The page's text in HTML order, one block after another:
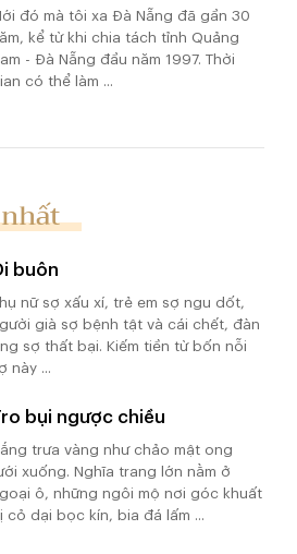
đó mà tôi xa Đà Nẵng đã gần 30
kể từ khi chia tách tỉnh Quảng
- Đà Nẵng đầu năm 1997. Thời
có thể làm ...
buôn
nữ sợ xấu xí, trẻ em sợ ngu dốt,
già sợ bệnh tật và cái chết, đàn
sợ thất bại. Kiếm tiền từ bốn nỗi
này ...
bụi ngược chiều
trưa vàng như chảo mật ong
xuống. Nghĩa trang lớn nằm ở
ô, những ngôi mộ nơi góc khuất
cỏ dại bọc kín, bia đá lấm ...